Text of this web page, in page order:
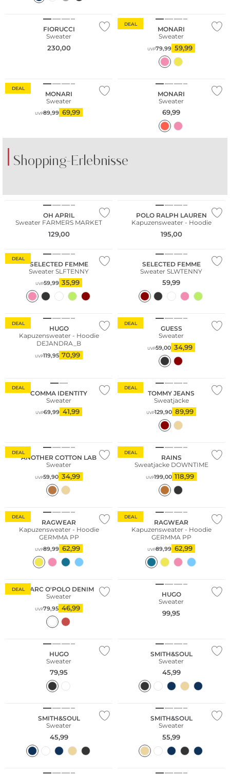
FIORUCCI
Sweater
230,00
DEAL
MONARI
Sweater
UVP79,99 59,99
DEAL
MONARI
Sweater
UVP89,99 69,99
MONARI
Sweater
69,99
Shopping-Erlebnisse
OH APRIL
Sweater FARMERS MARKET
129,00
POLO RALPH LAUREN
Kapuzensweater - Hoodie
195,00
DEAL
SELECTED FEMME
Sweater SLFTENNY
UVP59,99 35,99
NEU
SELECTED FEMME
Sweater SLWTENNY
59,99
DEAL
HUGO
Kapuzensweater - Hoodie
DEJANDRA_B
UVP119,95 70,99
DEAL
GUESS
Sweater
UVP59,00 34,99
DEAL
COMMA IDENTITY
Sweater
UVP69,99 41,99
DEAL
TOMMY JEANS
Sweatjacke
UVP129,90 89,99
DEAL
ANOTHER COTTON LAB
Sweater
UVP59,90 34,99
DEAL
RAINS
Sweatjacke DOWNTIME
UVP199,00 118,99
DEAL
RAGWEAR
Kapuzensweater - Hoodie
GERMMA PP
UVP89,99 62,99
DEAL
RAGWEAR
Kapuzensweater - Hoodie
GERMMA PP
UVP89,99 62,99
DEAL
Nachhaltig
MARC O'POLO DENIM
Sweater
UVP79,95 46,99
HUGO
Sweater
99,95
HUGO
Sweater
79,95
SMITH&SOUL
Sweater
45,99
SMITH&SOUL
Sweater
45,99
SMITH&SOUL
Sweater
55,99
Nachhaltig